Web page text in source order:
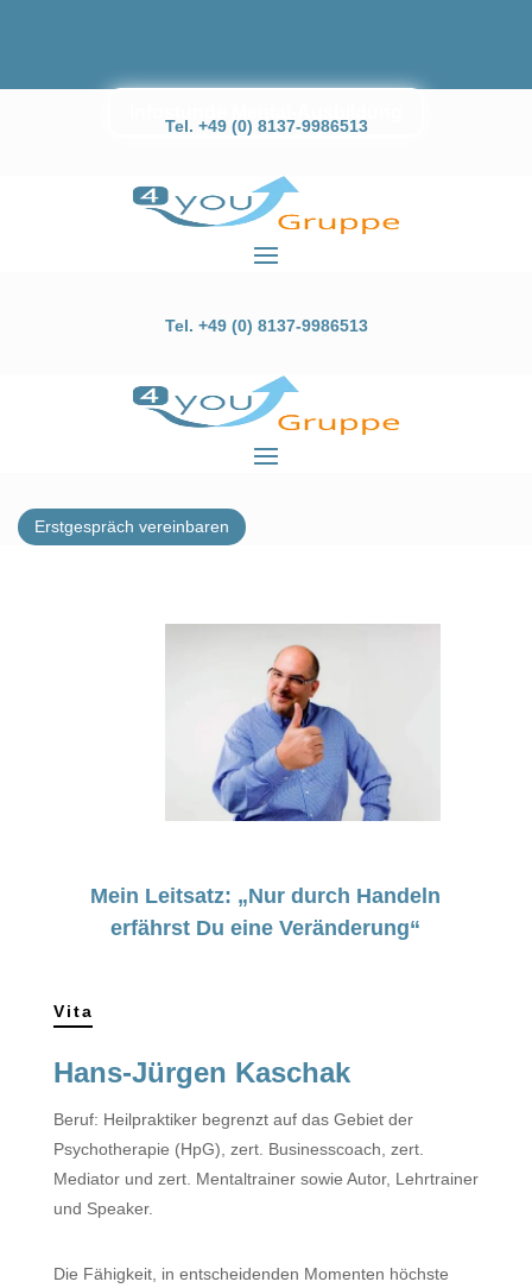
Barrierefrei
Tel. +49 (0) 8137-9986513
Tel. +49 (0) 8137-9986513
Erstgespräch vereinbaren
Mein Leitsatz: „Nur durch Handeln
erfährst Du eine Veränderung“
Vita
Hans-Jürgen Kaschak
Beruf: Heilpraktiker begrenzt auf das Gebiet der
Psychotherapie (HpG), zert. Businesscoach, zert.
Mediator und zert. Mentaltrainer sowie Autor, Lehrtrainer
und Speaker.
Die Fähigkeit, in entscheidenden Momenten höchste